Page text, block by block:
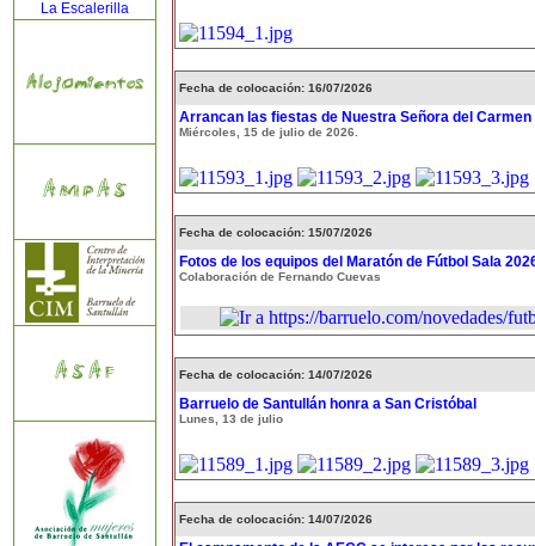
La Escalerilla
Fecha de colocación: 16/07/2026
Arrancan las fiestas de Nuestra Señora del Carmen
Miércoles, 15 de julio de 2026.
Fecha de colocación: 15/07/2026
Fotos de los equipos del Maratón de Fútbol Sala
Colaboración de Fernando Cuevas
Fecha de colocación: 14/07/2026
Barruelo de Santullán honra a San Cristóbal
Lunes, 13 de julio
Fecha de colocación: 14/07/2026